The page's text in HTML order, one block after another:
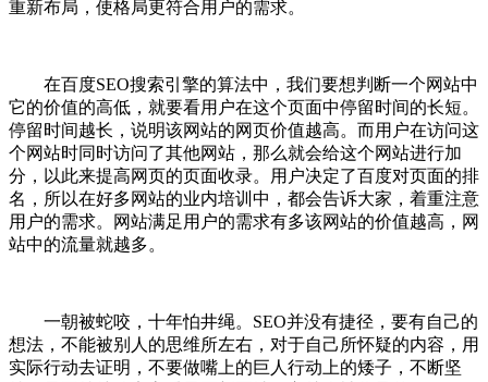
重新布局，使格局更符合用户的需求。
在百度SEO搜索引擎的算法中，我们要想判断一个网站中
它的价值的高低，就要看用户在这个页面中停留时间的长短。
停留时间越长，说明该网站的网页价值越高。而用户在访问这
个网站时同时访问了其他网站，那么就会给这个网站进行加
分，以此来提高网页的页面收录。用户决定了百度对页面的排
名，所以在好多网站的业内培训中，都会告诉大家，着重注意
用户的需求。网站满足用户的需求有多该网站的价值越高，网
站中的流量就越多。
一朝被蛇咬，十年怕井绳。SEO并没有捷径，要有自己的
想法，不能被别人的思维所左右，对于自己所怀疑的内容，用
实际行动去证明，不要做嘴上的巨人行动上的矮子，不断坚